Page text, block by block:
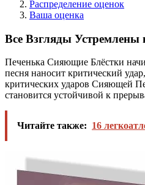
Распределение оценок
Ваша оценка
Все Взгляды Устремлены
Печенька Сияющие Блёстки
песня наносит критический
критических ударов Сияющей
становится устойчивой к
Читайте также: 16